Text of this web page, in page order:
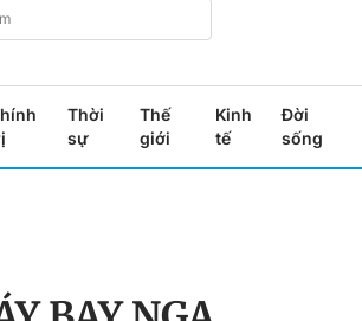
Thời
sự
Thế
giới
Kinh
tế
Đời
sống